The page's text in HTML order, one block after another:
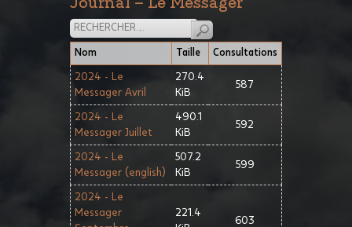
Nom Taille Consultations
2024 - Le
Messager Avril
270.4
KiB
587
2024 - Le
Messager Juillet
490.1
KiB
592
2024 - Le
Messager (english)
507.2
KiB
599
2024 - Le
Messager
221.4
603